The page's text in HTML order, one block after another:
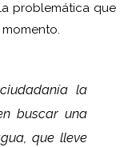
problemática que
la
buscar una
que lleve